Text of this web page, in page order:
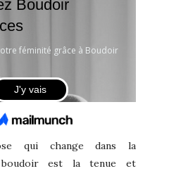
qui change dans la
boudoir est la tenue et